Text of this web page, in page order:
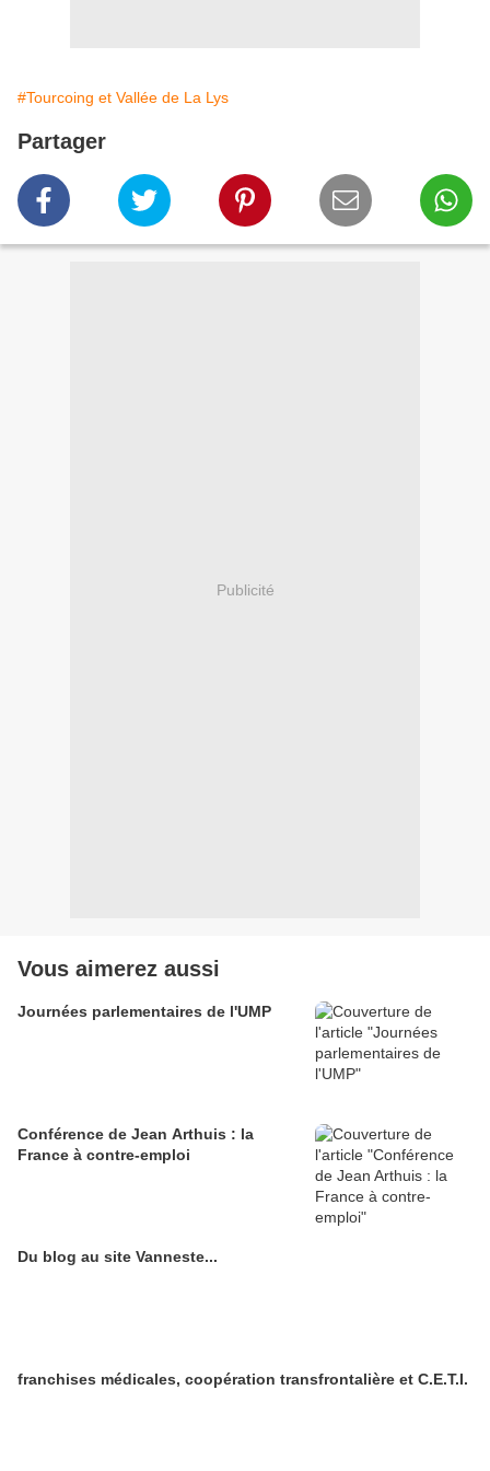
#Tourcoing et Vallée de La Lys
Partager
Publicité
Vous aimerez aussi
Journées parlementaires de l'UMP
Conférence de Jean Arthuis : la
France à contre-emploi
Du blog au site Vanneste...
franchises médicales, coopération transfrontalière et C.E.T.I.